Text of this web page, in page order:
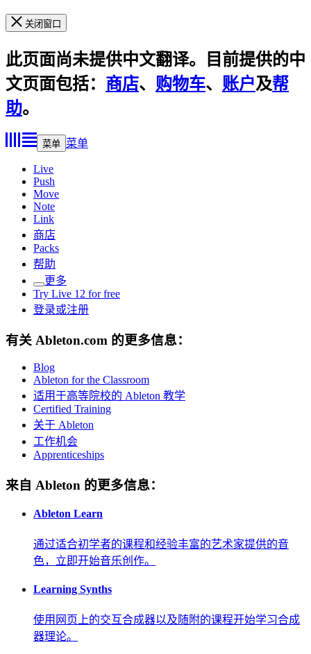
关闭窗口
此页面尚未提供中文翻译。目前提供的中
文页面包括： 商店、 购物车、 账户及帮
助。
菜单 菜单
Live
Push
Move
Note
Link
商店
Packs
帮助
更多
Try Live 12 for free
登录或注册
有关 Ableton.com 的更多信息：
Blog
Ableton for the Classroom
适用于高等院校的 Ableton 教学
Certified Training
关于 Ableton
工作机会
Apprenticeships
来自 Ableton 的更多信息：
Ableton Learn
通过适合初学者的课程和经验丰富的艺术家提供的音
色，立即开始音乐创作。
Learning Synths
使用网页上的交互合成器以及随附的课程开始学习合成
器理论。